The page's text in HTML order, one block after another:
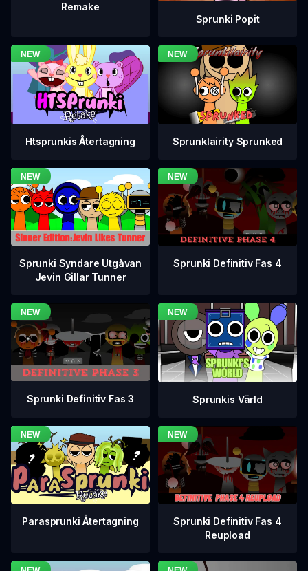
Remake
Sprunki Popit
Htsprunkis Återtagning Sprunklairity Sprunked
Sprunki Syndare Utgåvan
Jevin Gillar Tunner
Sprunki Definitiv Fas 4
Sprunki Definitiv Fas 3 Sprunkis Värld
Parasprunki Återtagning
Sprunki Definitiv Fas 4
Reupload